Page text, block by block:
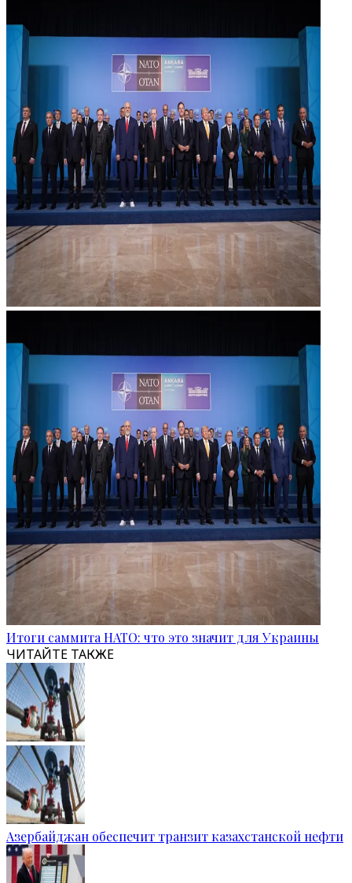
Итоги саммита НАТО: что это значит для Украины
ЧИТАЙТЕ ТАКЖЕ
Азербайджан обеспечит транзит казахстанской нефти